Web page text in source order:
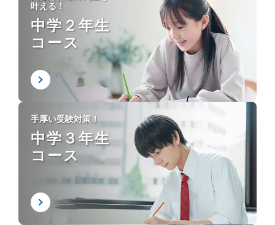
叶える！
中学２年生
コース
手厚い受験対策！
中学３年生
コース